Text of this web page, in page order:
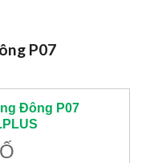
P07
Đông P07